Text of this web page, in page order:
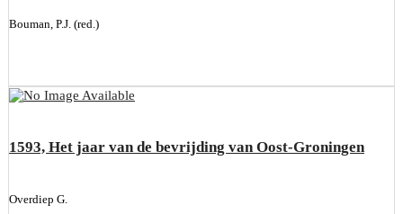
Bouman, P.J. (red.)
1593, Het jaar van de bevrijding van Oost-Groningen
Overdiep G.